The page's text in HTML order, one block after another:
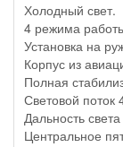
Холодный свет.
4 режима
Установка на
Корпус из
Полная
Световой
Дальность
Центральное